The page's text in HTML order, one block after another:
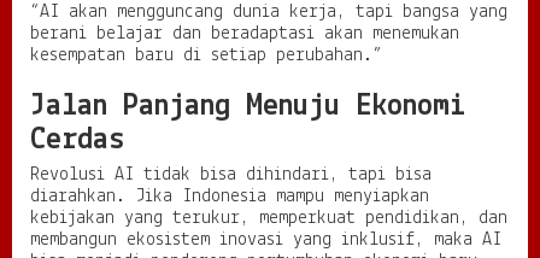
“AI akan mengguncang dunia kerja, tapi bangsa yang
berani belajar dan beradaptasi akan menemukan
kesempatan baru di setiap perubahan.”
Jalan Panjang Menuju Ekonomi
Cerdas
Revolusi AI tidak bisa dihindari, tapi bisa
diarahkan. Jika Indonesia mampu menyiapkan
kebijakan yang terukur, memperkuat pendidikan, dan
membangun ekosistem inovasi yang inklusif, maka AI